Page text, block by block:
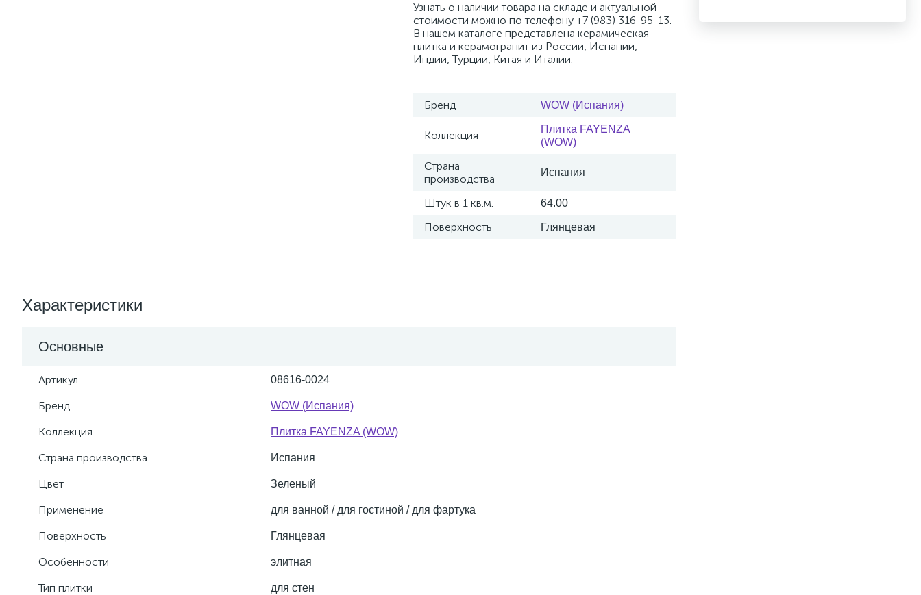
Узнать о наличии товара на складе и актуальной
стоимости можно по телефону +7 (983) 316-95-13.
В нашем каталоге представлена керамическая
плитка и керамогранит из России, Испании,
Индии, Турции, Китая и Италии.
Бренд WOW (Испания)
Коллекция
Плитка FAYENZA
(WOW)
Страна
производства
Испания
Штук в 1 кв.м. 64.00
Поверхность Глянцевая
Характеристики
Основные
Артикул 08616-0024
Бренд WOW (Испания)
Коллекция Плитка FAYENZA (WOW)
Страна производства Испания
Цвет Зеленый
Применение для ванной / для гостиной / для фартука
Поверхность Глянцевая
Особенности элитная
Тип плитки для стен